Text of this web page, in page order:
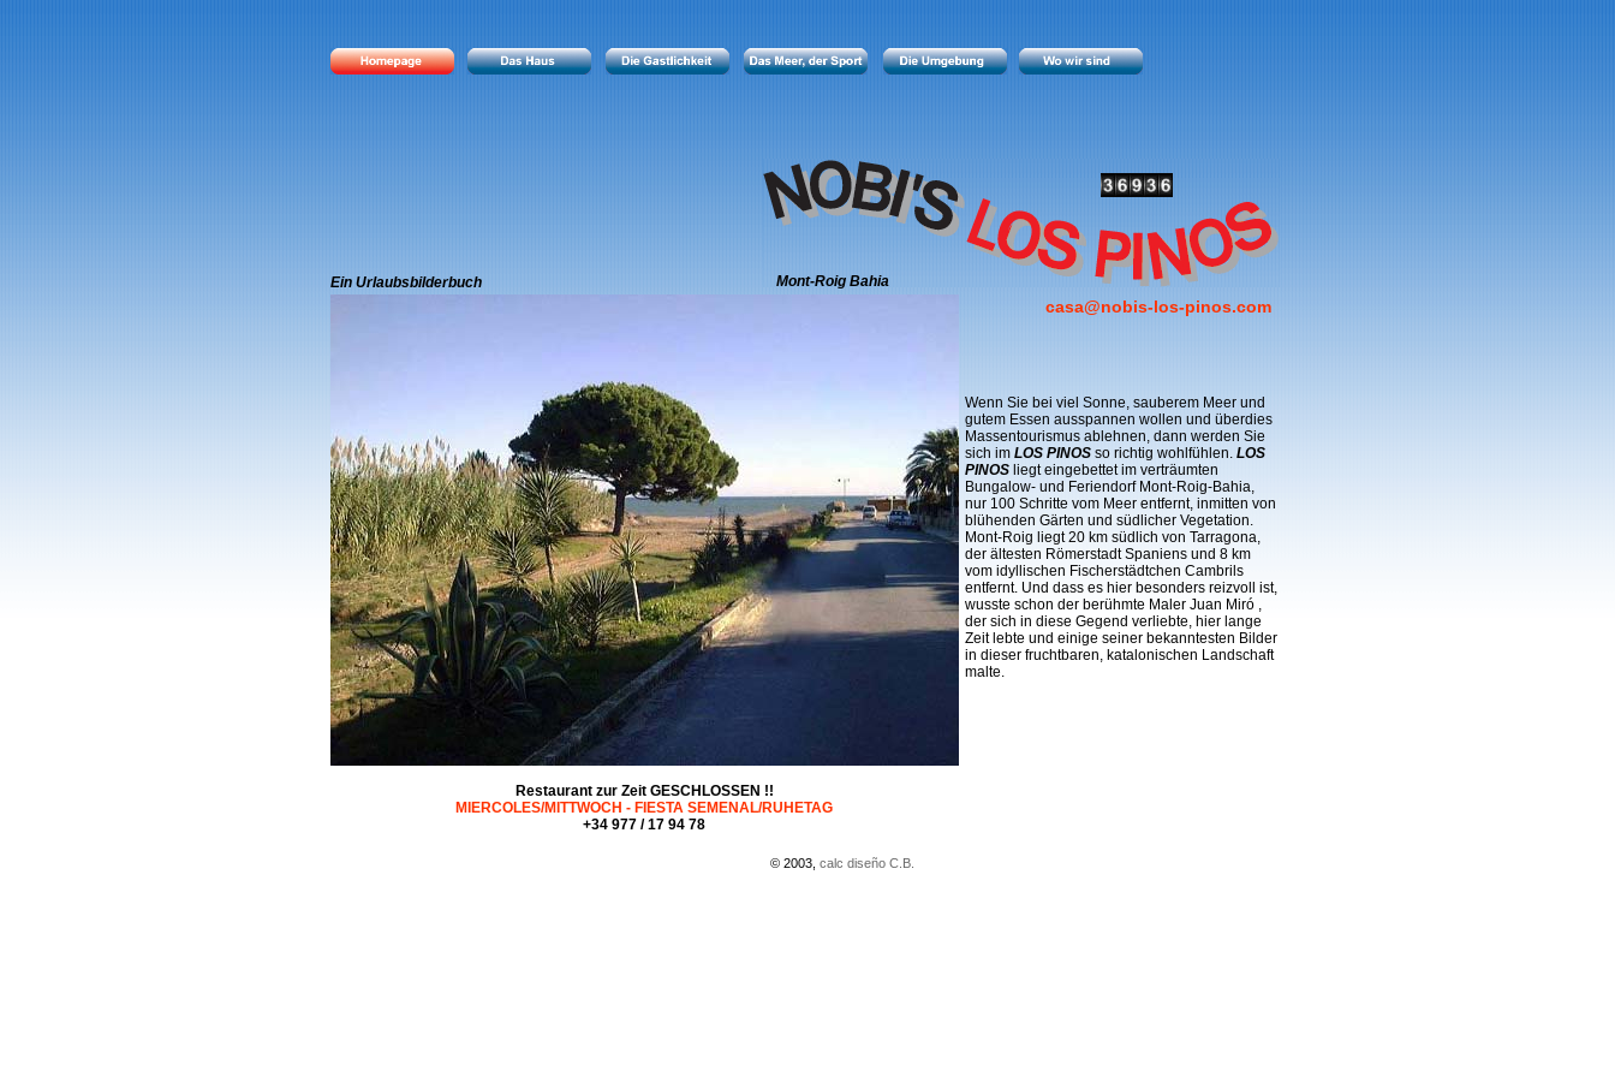
casa@nobis-los-pinos.com
Ein Urlaubsbilderbuch Mont-Roig Bahia
Restaurant zur Zeit GESCHLOSSEN !!
MIERCOLES/MITTWOCH - FIESTA SEMENAL/RUHETAG
+34 977 / 17 94 78
Wenn Sie bei viel Sonne, sauberem Meer und
gutem Essen ausspannen wollen und überdies
Massentourismus ablehnen, dann werden Sie
sich im LOS PINOS so richtig wohlfühlen. LOS
PINOSliegt eingebettet im verträumten
Bungalow- und Feriendorf Mont-Roig-Bahia,
nur 100 Schritte vom Meer entfernt, inmitten von
blühenden Gärten und südlicher Vegetation.
Mont-Roig liegt 20 km südlich von Tarragona,
der ältesten Römerstadt Spaniens und 8 km
vom idyllischen Fischerstädtchen Cambrils
entfernt. Und dass es hier besonders reizvoll ist,
wusste schon der berühmte Maler Juan Miró ,
der sich in diese Gegend verliebte, hier lange
Zeit lebte und einige seiner bekanntesten Bilder
in dieser fruchtbaren, katalonischen Landschaft
malte.
© 2003, calc diseño C.B.